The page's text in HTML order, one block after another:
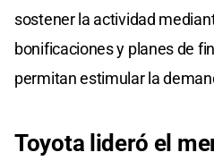
sostener la actividad
bonificaciones y planes de
permitan estimular la
Toyota lideró el